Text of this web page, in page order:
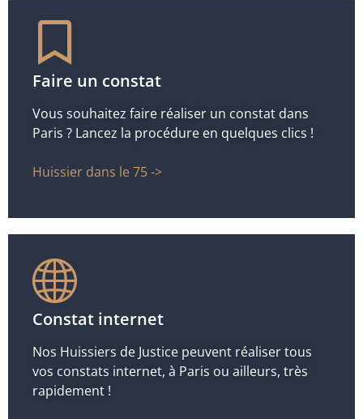
Faire un constat
Vous souhaitez faire réaliser un constat dans
Paris ? Lancez la procédure en quelques clics !
Huissier dans le 75 ->
Constat internet
Nos Huissiers de Justice peuvent réaliser tous
vos constats internet, à Paris ou ailleurs, très
rapidement !